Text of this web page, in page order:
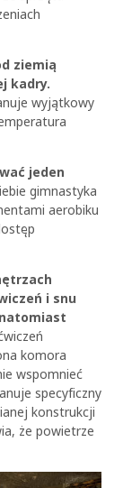
ziemią
kadry.
wyjątkowy
jeden
gimnastyka
aerobiku
i snu
komora
wspomnieć
specyficzny
konstrukcji
że powietrze